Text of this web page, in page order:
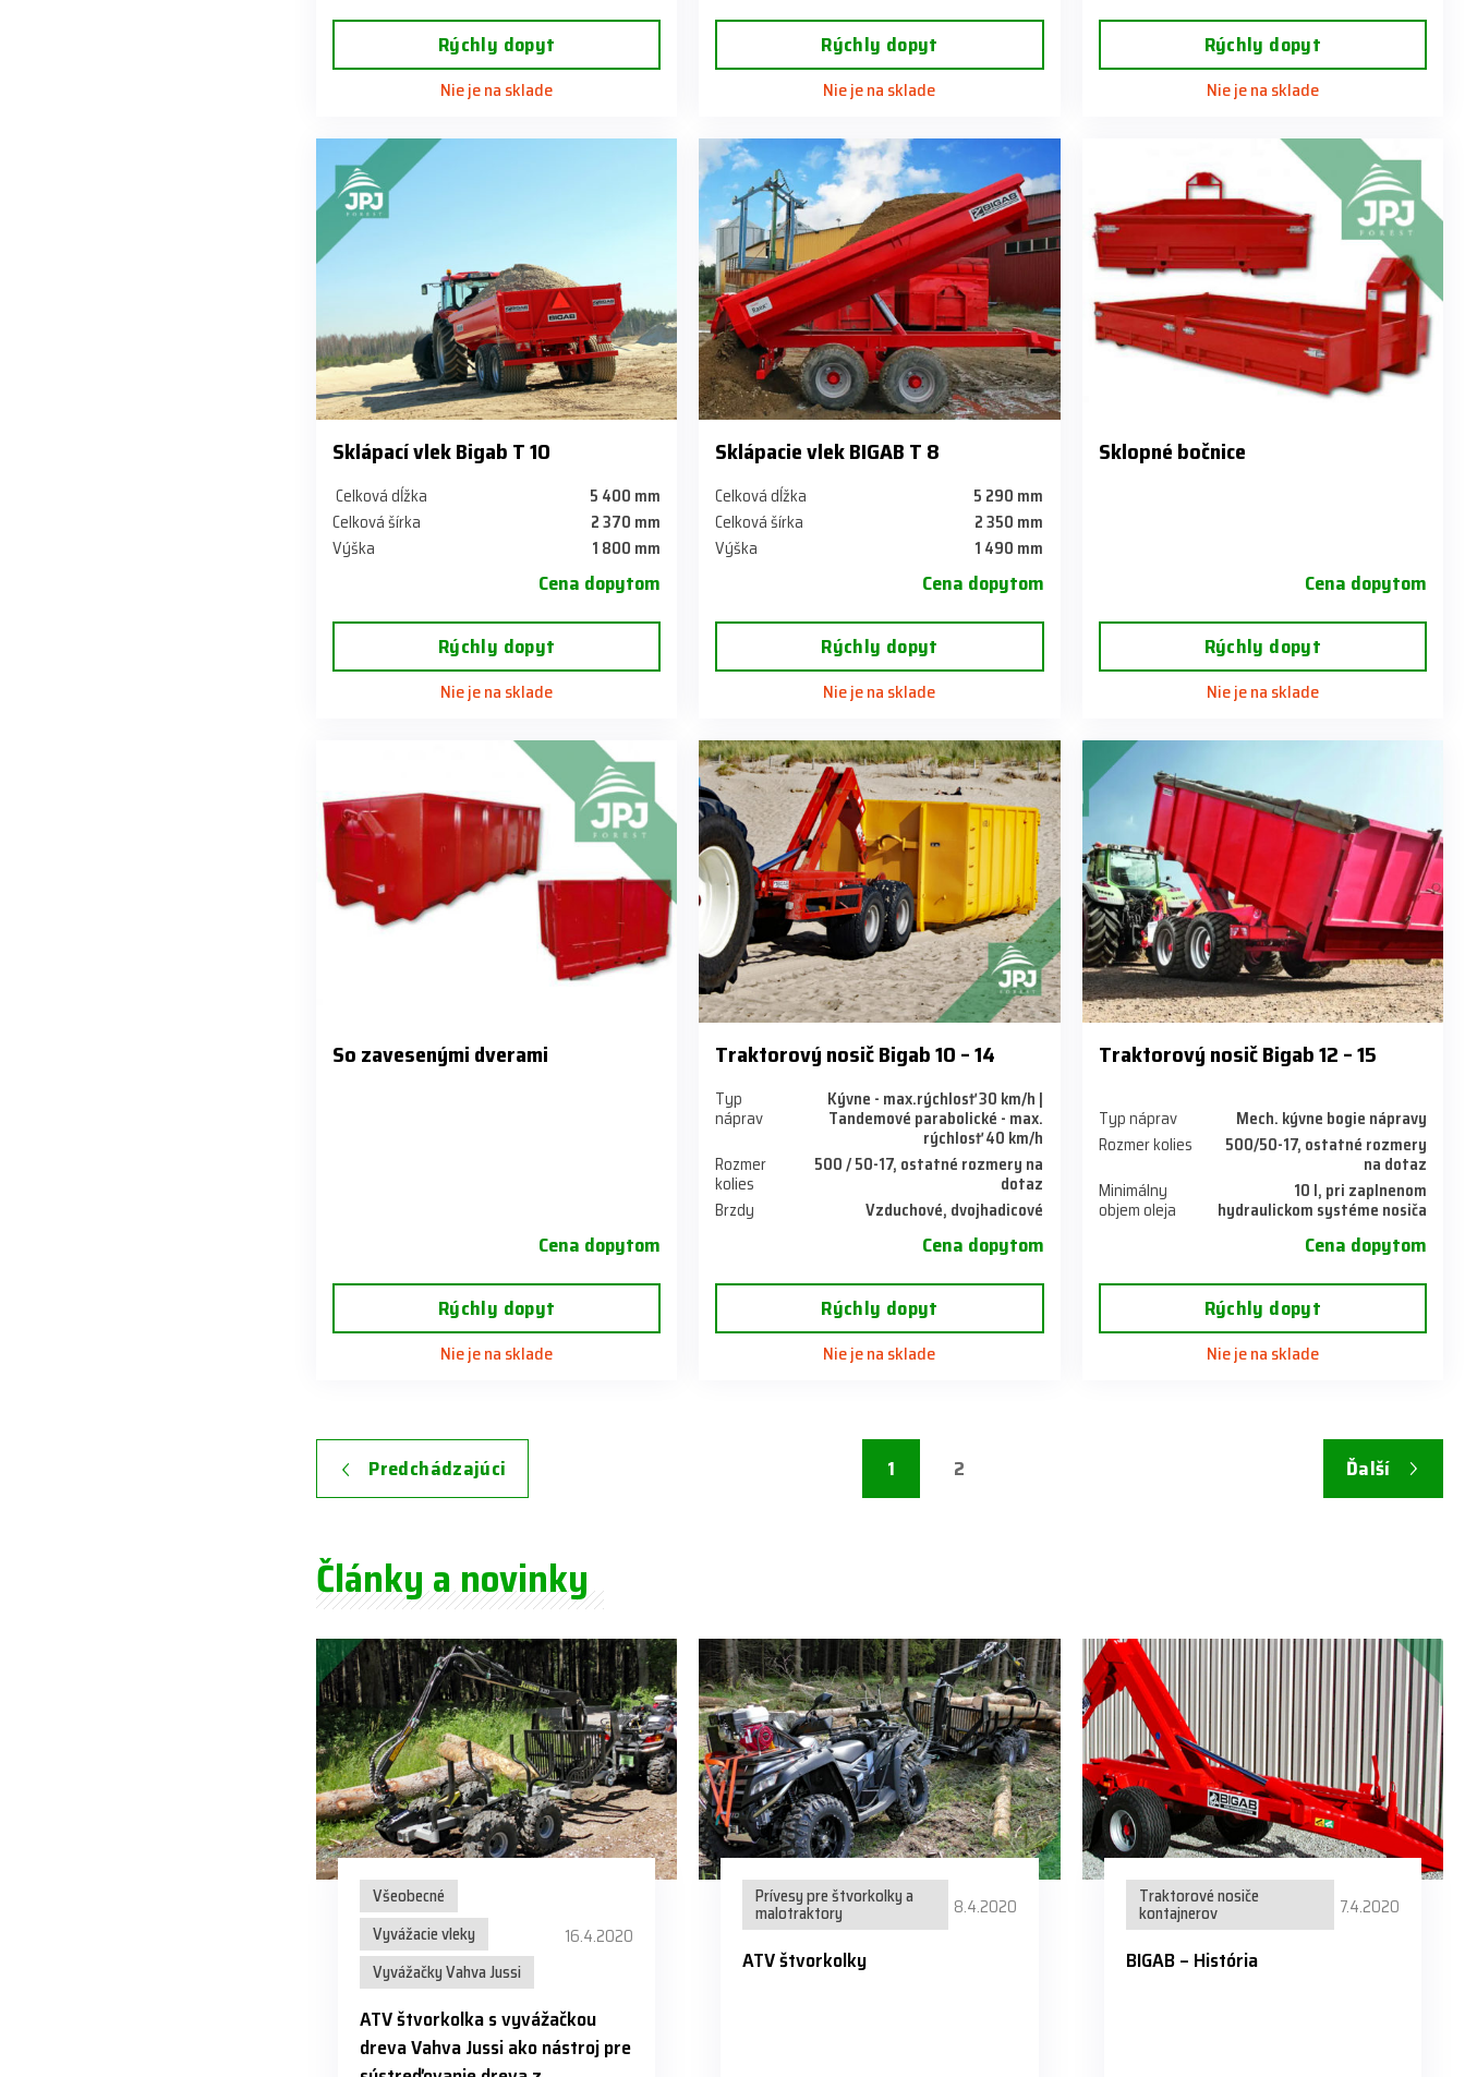
Rýchly dopyt
Nie je na sklade
Rýchly dopyt
Nie je na sklade
Rýchly dopyt
Nie je na sklade
Sklápací vlek Bigab T 10
Celková dĺžka
5 400 mm
Celková šírka
2 370 mm
Výška
1 800 mm
Cena dopytom
Rýchly dopyt
Nie je na sklade
Sklápacie vlek BIGAB T 8
Celková dĺžka
5 290 mm
Celková šírka
2 350 mm
Výška
1 490 mm
Cena dopytom
Rýchly dopyt
Nie je na sklade
Sklopné bočnice
Cena dopytom
Rýchly dopyt
Nie je na sklade
So zavesenými dverami
Cena dopytom
Rýchly dopyt
Nie je na sklade
Traktorový nosič Bigab 10 – 14
Typ
náprav
Kývne - max.rýchlosť 30 km/h |
Tandemové parabolické - max.
rýchlosť 40 km/h
Rozmer
kolies
500 / 50-17, ostatné rozmery na
dotaz
Brzdy
Vzduchové, dvojhadicové
Cena dopytom
Rýchly dopyt
Nie je na sklade
Traktorový nosič Bigab 12 – 15
Typ náprav
Mech. kývne bogie nápravy
Rozmer kolies
500/50-17, ostatné rozmery
na dotaz
Minimálny
objem oleja
10 l, pri zaplnenom
hydraulickom systéme nosiča
Cena dopytom
Rýchly dopyt
Nie je na sklade
Predchádzajúci 1 2 Ďalší
Články a novinky
Všeobecné
Vyvážacie vleky
Vyvážačky Vahva Jussi
16.4.2020
ATV štvorkolka s vyvážačkou
dreva Vahva Jussi ako nástroj pre
Prívesy pre štvorkolky a
malotraktory 8.4.2020
ATV štvorkolky
Traktorové nosiče
kontajnerov 7.4.2020
BIGAB – História